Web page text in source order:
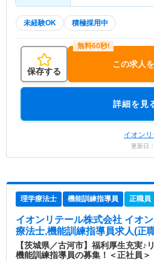
未経験OK 積極採用中
保存する
この求人
詳細を見
イオン
更新日
理学療法士 機能訓練指導員 正職員
イオンリテール株式会社 イオ
療法士,機能訓練指導員求人(正
【茨城県／古河市】福利厚生充実♪
機能訓練指導員の募集！＜正社員＞